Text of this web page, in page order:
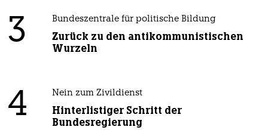
3 Bundeszentrale für politische Bildung
Zurück zu den antikommunistischen
Wurzeln
4 Nein zum Zivildienst
Hinterlistiger Schritt der
Bundesregierung